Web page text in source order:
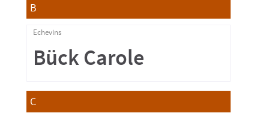
B
Echevins
Bück Carole
C